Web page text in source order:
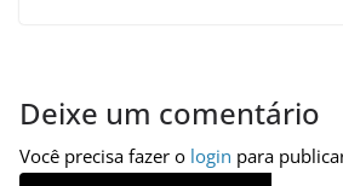
Deixe um comentário
Você precisa fazer o login para